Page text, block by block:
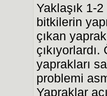
Yaklaşık 1-
bitkilerin
çıkan
yaprakları
problemi
Yapraklar